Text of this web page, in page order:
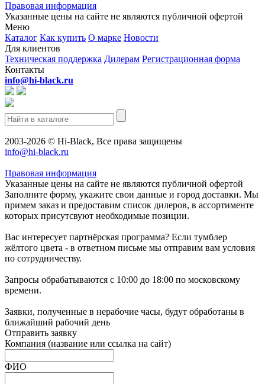
Правовая информация
Указанные цены на сайте не являются публичной офертой
Меню
Каталог Как купить О марке Новости
Для клиентов
Техническая поддержка Дилерам Регистрационная форма
Контакты
info@hi-black.ru
2003-2026 © Hi-Black, Все права защищены
info@hi-black.ru
Правовая информация
Указанные цены на сайте не являются публичной офертой
Заполните форму, укажите свои данные и город доставки. Мы
примем заказ и предоставим список дилеров, в ассортименте
которых присутсвуют необходимые позиции.
Вас интересует партнёрская программа? Если тумблер
жёлтого цвета - в ответном письме мы отправим вам условия
по сотрудничеству.
Запросы обрабатываются с 10:00 до 18:00 по московскому
времени.
Заявки, полученные в нерабочие часы, будут обработаны в
ближайший рабочий день
Отправить заявку
Компания (название или ссылка на сайт)
ФИО